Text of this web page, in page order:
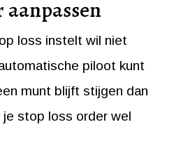
aanpassen
loss instelt wil niet
piloot kunt
munt blijft stijgen dan
je stop loss order wel